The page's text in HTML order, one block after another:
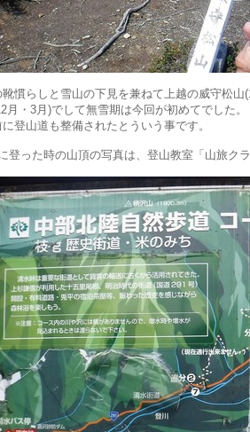
靴慣らしと雪山の下見を兼ねて上越の威守松
月・3月)でして無雪期は今回が初めてでした
登山道も整備されたとういう事です。
登った時の山頂の写真は、登山教室「山旅ク